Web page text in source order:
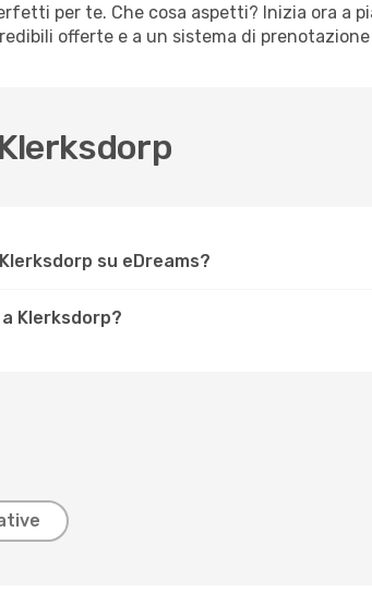
per te. Che cosa aspetti? Inizia ora a
offerte e a un sistema di
su eDreams?
Klerksdorp?